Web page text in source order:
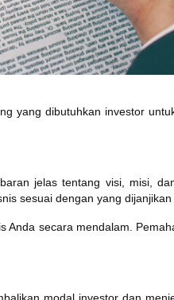
yang dibutuhkan investor
jelas tentang visi, misi,
sesuai dengan yang dijanjikan
secara mendalam.
modal investor dan